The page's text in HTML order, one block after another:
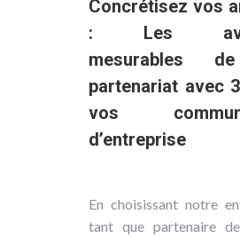
Concrétisez vos
: Les
mesurables
partenariat avec
vos
d’entreprise
En choisissant notre
tant que partenaire